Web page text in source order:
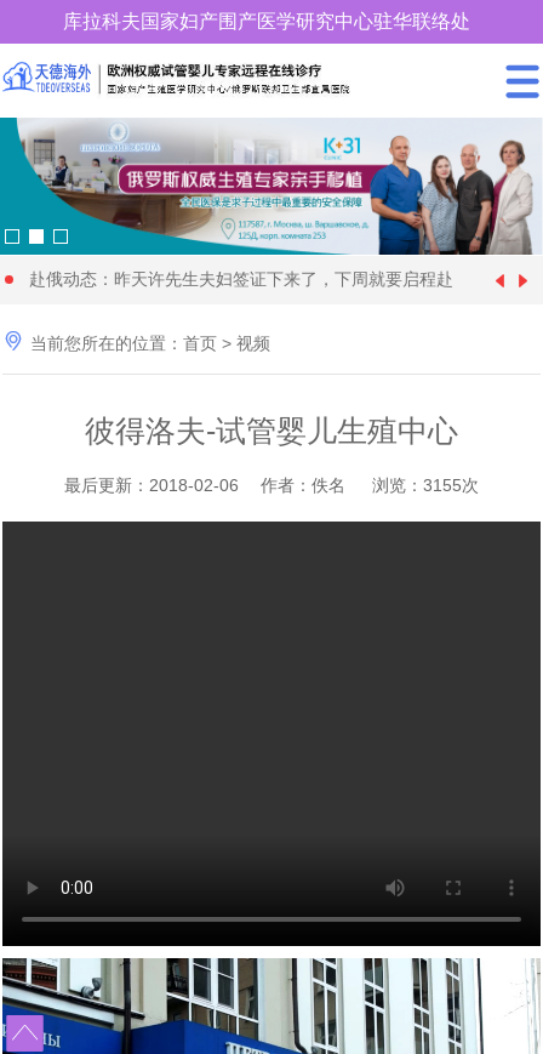
库拉科夫国家妇产围产医学研究中心驻华联络处
400-900-3185
赴俄动态：昨天许先生夫妇签证下来了，下周就要启程赴
[2024-09-20]
28 岁俄罗斯姑娘与57 岁的土耳其富商在格鲁吉亚代怀生
怀求子，现成功移植 [2024-08-28]
快要分娩了，马上8个月，俄罗斯试管婴儿机构开始为黄
女士找保姆了 [2024-08-11]
36岁单身女性赴俄罗斯找了一位同岁的代妈试管婴儿代怀
[2024-
又有一波夫妻要赴俄罗斯做试管婴儿了，他们已经抵达了
该如何应对 [2024-03-13]
陕西姑娘与南京小伙赴俄罗斯自卵代孕上周已经完成取
卵，取12枚卵子，9枚成熟 ，期待后续胚胎培育结果
今天收到白俄罗斯方面妊娠成功消息，又有一对90后南京
 当前您所在的位置：首页 >视频
彼得洛夫-试管婴儿生殖中心
最后更新：2018-02-06 作者：佚名 浏览：3155次